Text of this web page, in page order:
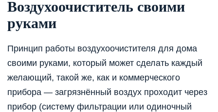
Воздухоочиститель своими
руками
Принцип работы воздухоочистителя для дома
своими руками, который может сделать каждый
желающий, такой же, как и коммерческого
прибора — загрязнённый воздух проходит через
прибор (систему фильтрации или одиночный